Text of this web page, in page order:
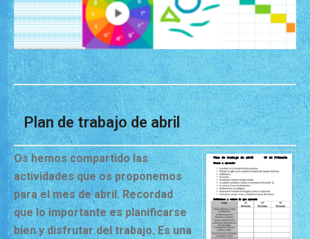
Plan de trabajo de abril
Os hemos compartido las
actividades que os proponemos
para el mes de abril. Recordad
que lo importante es planificarse
bien y disfrutar del trabajo. Es una